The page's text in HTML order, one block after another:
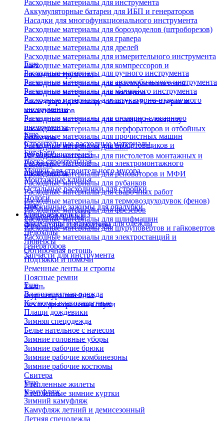
Расходные материалы для инструмента
Аккумуляторные батареи для ИБП и генераторов
Насадки для многофункционального инструмента
Расходные материалы для бороздоделов (штроборезов)
Расходные материалы для гравера
Расходные материалы для дрелей
Расходные материалы для измерительного инструмента
Расходные материалы для компрессоров и
пневмоинструмента
Расходные материалы для краскораспылителей
Расходные материалы для лобзиков
Аксессуары для гвоздезабивателей, степлеров и
заклепочников
Расходные материалы для ножниц по металлу
Расходные материалы для перфораторов и отбойных
молотков
Расходные материалы для пил
Расходные материалы для пистолетов монтажных и
клеевых
Расходные материалы для реноваторов и МФИ
Расходные материалы для рубанков
Расходные материалы для сварочных работ
Расходные материалы для термовоздуходувок (фенов)
Расходные материалы для фрезеров
Расходные материалы для шлифмашин
Расходные материалы для шуруповертов и гайковертов
Расходные материалы для электростанций и
генераторов
Запчасти для инструмента
Еще
Расходные материалы для ручного инструмента
Расходные материалы для автомобильного инструмента
Расходные материалы для малярного инструмента
Расходные материалы для штукатурно-отделочного
инструмента
Расходные материалы для столярно-слесарного
инструмента
Расходные материалы для прочистных машин
Расходные материалы для отбортовщиков и
труборасширителей
Расходные материалы для электромонтажного
инструмента
Еще
Строительные расходные материалы
Биг-Бэги
Леска строительная
Мешки для строительного мусора
Монтажные клинья
Остальные расходники для стройки
Пологи
Пружинные зажимы для опалубки
Укрывная пленка
Фиксаторы для арматуры
Еще
Спецодежда и СИЗ
Аксессуары и материалы для одежды
Ледоходы
Люверсы
Обтирочная ветошь
Подтяжки и помочи
Ременные ленты и стропы
Поясные ремни
Ткань
Фурнитура швейная
Чехлы для хранения обуви
Еще
Влагозащитная одежда
Костюмы влагозащитные
Плащи дождевики
Зимняя спецодежда
Белье нательное с начесом
Зимние головные уборы
Зимние рабочие брюки
Зимние рабочие комбинезоны
Зимние рабочие костюмы
Свитера
Утепленные жилеты
Утепленные зимние куртки
Еще
Камуфляж
Зимний камуфляж
Камуфляж летний и демисезонный
Летняя спецодежда